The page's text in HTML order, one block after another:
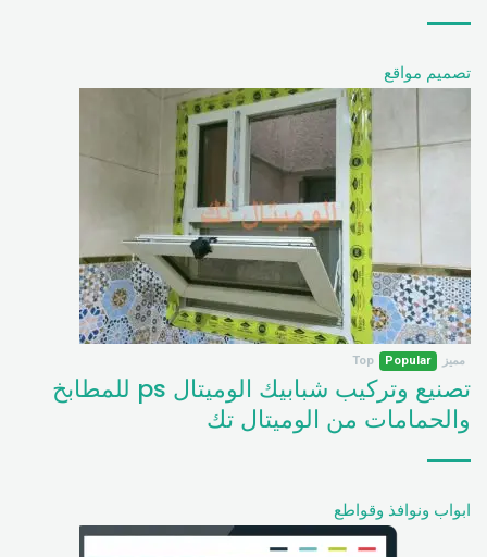
تصميم مواقع
مميز Popular
Top
تصنيع وتركيب شبابيك الوميتال ps للمطابخ
والحمامات من الوميتال تك
ابواب ونوافذ وقواطع